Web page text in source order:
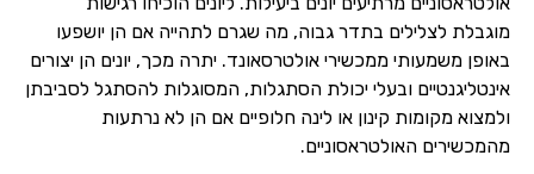
מוגבלת לצלילים בתדר גבוה, מה שגרם לתהייה אם הן יושפעו
באופן משמעותי ממכשירי אולטרסאונד. יתרה מכך, יונים הן יצורים
אינטליגנטיים ובעלי יכולת הסתגלות, המסוגלות להסתגל לסביבתן
ולמצוא מקומות קינון או לינה חלופיים אם הן לא נרתעות
מהמכשירים האולטראסוניים.